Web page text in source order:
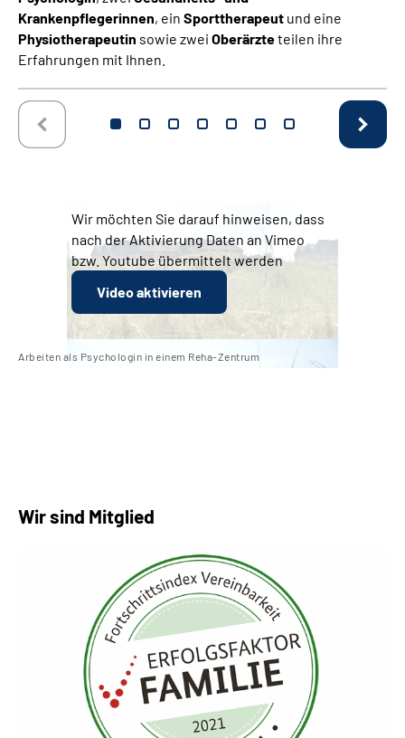
Krankenpflegerinnen, ein Sporttherapeut und eine
Physiotherapeutin sowie zwei Oberärzteteilen ihre
Erfahrungen mit Ihnen.
Wir möchten Sie darauf hinweisen, dass
nach der Aktivierung Daten an Vimeo
bzw. Youtube übermittelt werden
Video aktivieren
Arbeiten als Psychologin in einem Reha-Zentrum
Wir sind Mitglied